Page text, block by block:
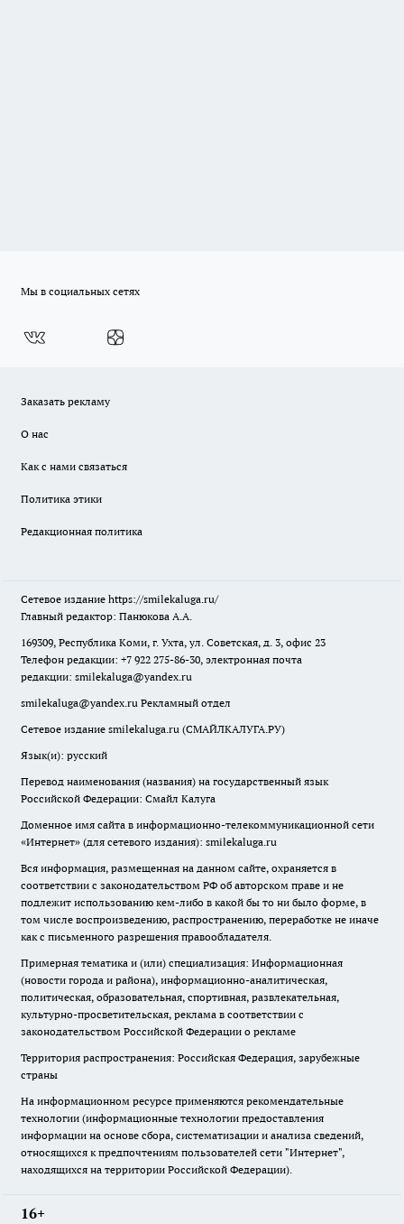
Мы в социальных сетях
Заказать рекламу
О нас
Как с нами связаться
Политика этики
Редакционная политика
Сетевое издание https://smilekaluga.ru/
Главный редактор: Панюкова А.А.
169309, Республика Коми, г. Ухта, ул. Советская, д. 3, офис 23
Телефон редакции: +7 922 275-86-30, электронная почта
редакции: smilekaluga@yandex.ru
smilekaluga@yandex.ru Рекламный отдел
Сетевое издание smilekaluga.ru (СМАЙЛКАЛУГА.РУ)
Язык(и): русский
Перевод наименования (названия) на государственный язык
Российской Федерации: Смайл Калуга
Доменное имя сайта в информационно-телекоммуникационной сети
«Интернет» (для сетевого издания): smilekaluga.ru
Вся информация, размещенная на данном сайте, охраняется в
соответствии с законодательством РФ об авторском праве и не
подлежит использованию кем-либо в какой бы то ни было форме, в
том числе воспроизведению, распространению, переработке не иначе
как с письменного разрешения правообладателя.
Примерная тематика и (или) специализация: Информационная
(новости города и района), информационно-аналитическая,
политическая, образовательная, спортивная, развлекательная,
культурно-просветительская, реклама в соответствии с
законодательством Российской Федерации о рекламе
Территория распространения: Российская Федерация, зарубежные
страны
На информационном ресурсе применяются рекомендательные
технологии (информационные технологии предоставления
информации на основе сбора, систематизации и анализа сведений,
относящихся к предпочтениям пользователей сети "Интернет",
находящихся на территории Российской Федерации).
16+